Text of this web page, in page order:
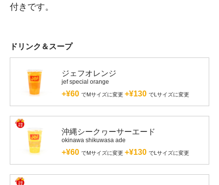
付きです。
ドリンク＆スープ
ジェフオレンジ
jef special orange
+¥60 でMサイズに変更 +¥130 でLサイズに変更
沖縄シークヮーサーエード
okinawa shikuwasa ade
+¥60 でMサイズに変更 +¥130 でLサイズに変更